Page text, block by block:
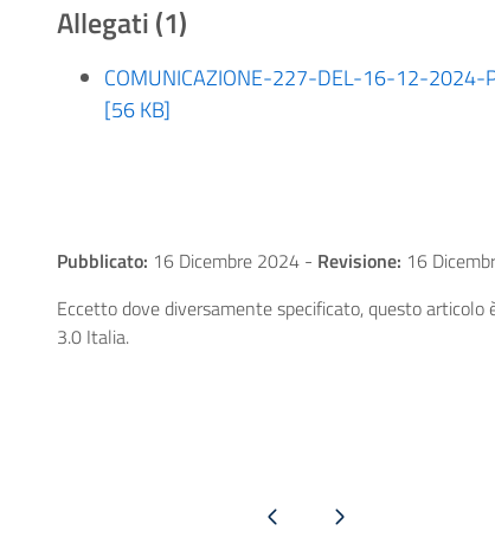
Allegati (1)
COMUNICAZIONE-227-DEL-16-12-2024-
[56 KB]
Pubblicato: 16 Dicembre 2024 - Revisione: 16
Eccetto dove diversamente specificato, questo
3.0 Italia.
Pagina precedentePagina successiva